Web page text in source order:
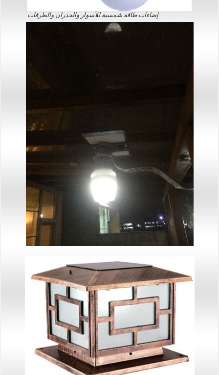
إضاءات طاقة شمسية للأسوار والجدران والطرقات